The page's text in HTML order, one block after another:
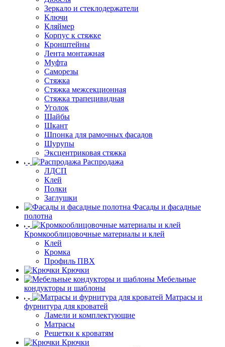
Зеркало и стеклодержатели
Ключи
Кляймер
Корпус к стяжке
Кронштейны
Лента монтажная
Муфта
Саморезы
Стяжка
Стяжка межсекционная
Стяжка трапецивидная
Уголок
Шайбы
Шкант
Шпонка для рамочных фасадов
Шурупы
Эксцентриковая стяжка
Распродажа
ЛДСП
Клей
Полки
Заглушки
Фасады и фасадные
полотна
Кромкооблицовочные материалы и клей
Клей
Кромка
Профиль ПВХ
Крючки
Мебельные
кондукторы и шаблоны
Матрасы и
фурнитура для кроватей
Ламели и комплектующие
Матрасы
Решетки к кроватям
Крючки